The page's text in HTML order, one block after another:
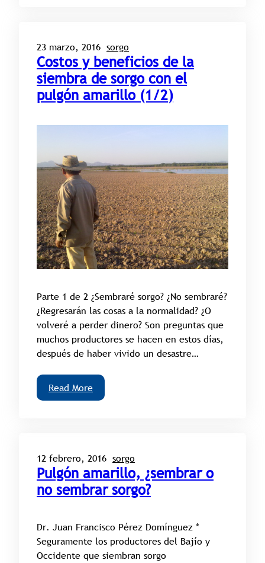
23 marzo, 2016 sorgo
Costos y beneficios de la
siembra de sorgo con el
pulgón amarillo (1/2)
Parte 1 de 2 ¿Sembraré sorgo? ¿No sembraré?
¿Regresarán las cosas a la normalidad? ¿O
volveré a perder dinero? Son preguntas que
muchos productores se hacen en estos días,
después de haber vivido un desastre…
Read More
12 febrero, 2016 sorgo
Pulgón amarillo, ¿sembrar o
no sembrar sorgo?
Dr. Juan Francisco Pérez Domínguez *
Seguramente los productores del Bajío y
Occidente que siembran sorgo